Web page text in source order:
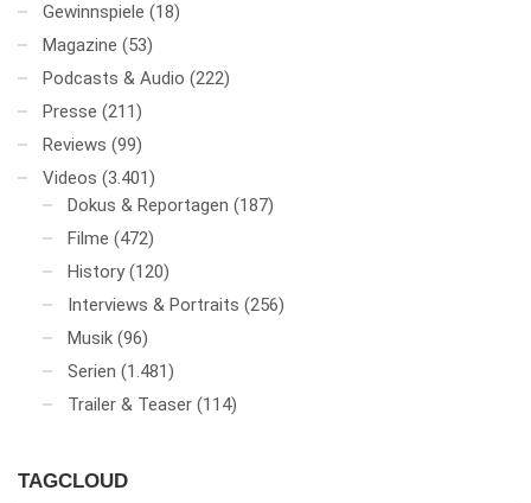
Gewinnspiele (18)
Magazine (53)
Podcasts & Audio (222)
Presse (211)
Reviews (99)
Videos (3.401)
Dokus & Reportagen (187)
Filme (472)
History (120)
Interviews & Portraits (256)
Musik (96)
Serien (1.481)
Trailer & Teaser (114)
TAGCLOUD